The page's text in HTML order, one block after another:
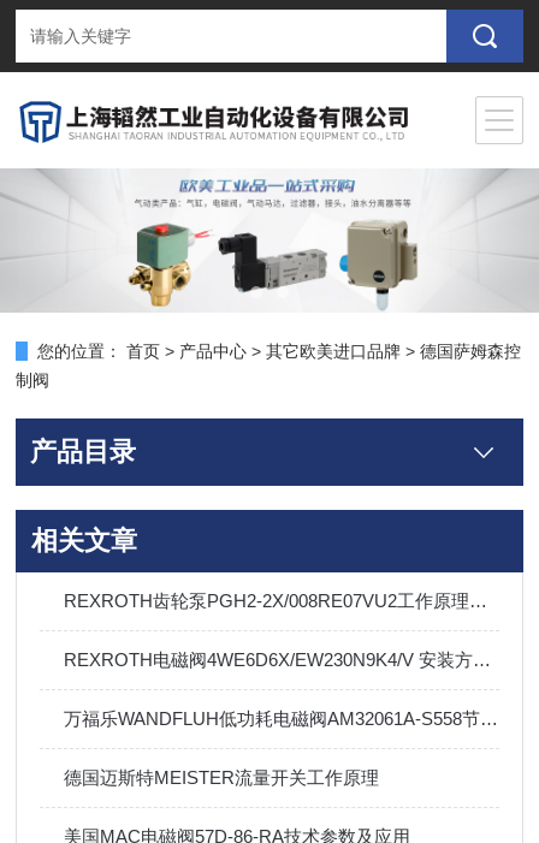
您的位置： 首页 > 产品中心 >其它欧美进口品牌 >德国萨姆森控
制阀
产品目录
相关文章
REXROTH齿轮泵PGH2-2X/008RE07VU2工作原理及应用
REXROTH电磁阀4WE6D6X/EW230N9K4/V 安装方式及技术选型
万福乐WANDFLUH低功耗电磁阀AM32061A-S558节能型选择
德国迈斯特MEISTER流量开关工作原理
美国MAC电磁阀57D-86-RA技术参数及应用